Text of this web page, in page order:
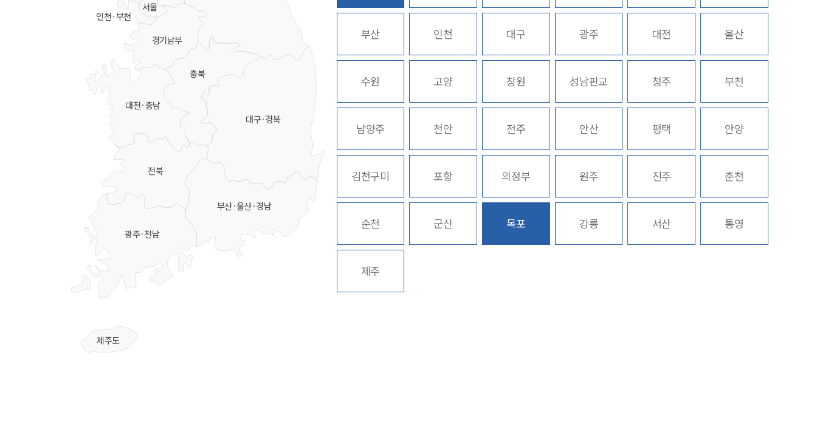
법률정보
법률지식인
고객후기
업무분야
헌법·행정·규제·개혁그룹 업무
전체
구성원 소개
행정전문변호사
충북
대전·충남
대구·경북
부산·울산·경남
전북
광주·전남
제주도
경기남부
서울
인천·부천
부산 인천 대구 광주 대전 울산
수원 고양 창원 성남판교 청주 부천
남양주 천안 전주 안산 평택 안양
김천구미 포항 의정부 원주 진주 춘천
순천 군산 목포 강릉 서산 통영
제주